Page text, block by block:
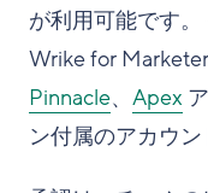
が利用可能です
Wrike for
Pinnacle、 Apex
ン付属のアカウン